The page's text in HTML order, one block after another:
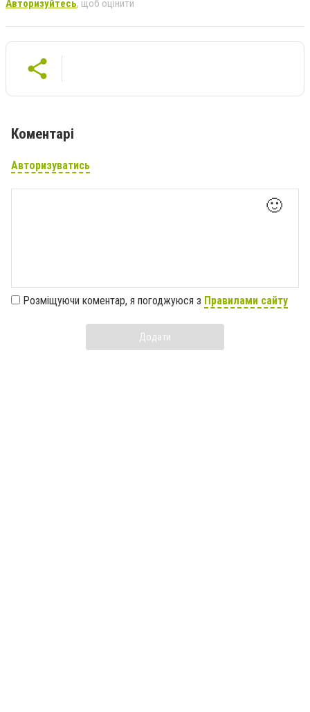
Авторизуйтесь, щоб оцінити
Коментарі
Авторизуватись
🙂
Розміщуючи коментар, я погоджуюся з Правилами сайту
Додати